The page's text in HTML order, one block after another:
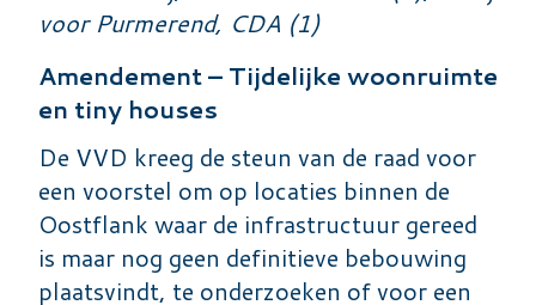
voor Purmerend, CDA (1)
Amendement – Tijdelijke woonruimte
en tiny houses
De VVD kreeg de steun van de raad voor
een voorstel om op locaties binnen de
Oostflank waar de infrastructuur gereed
is maar nog geen definitieve bebouwing
plaatsvindt, te onderzoeken of voor een